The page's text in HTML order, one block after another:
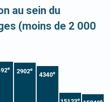
au sein du
(moins de 2 000
e 2902e
4340e
e